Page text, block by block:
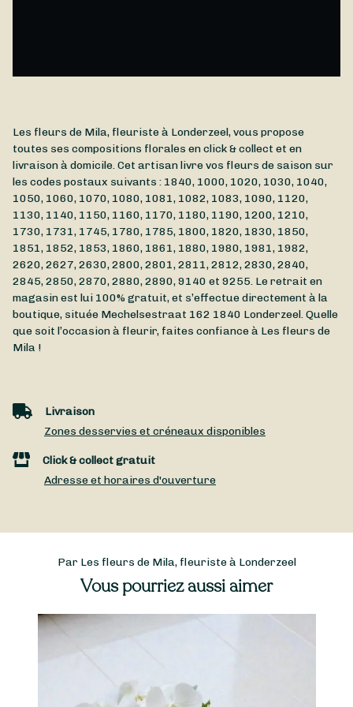
Les fleurs de Mila, fleuriste à Londerzeel, vous propose
toutes ses compositions florales en click & collect et en
livraison à domicile. Cet artisan livre vos fleurs de saison sur
les codes postaux suivants : 1840, 1000, 1020, 1030, 1040,
1050, 1060, 1070, 1080, 1081, 1082, 1083, 1090, 1120,
1130, 1140, 1150, 1160, 1170, 1180, 1190, 1200, 1210,
1730, 1731, 1745, 1780, 1785, 1800, 1820, 1830, 1850,
1851, 1852, 1853, 1860, 1861, 1880, 1980, 1981, 1982,
2620, 2627, 2630, 2800, 2801, 2811, 2812, 2830, 2840,
2845, 2850, 2870, 2880, 2890, 9140 et 9255. Le retrait en
magasin est lui 100% gratuit, et s’effectue directement à la
boutique, située Mechelsestraat 162 1840 Londerzeel. Quelle
que soit l’occasion à fleurir, faites confiance à Les fleurs de
Mila !
Livraison
Zones desservies et créneaux disponibles
Click & collect gratuit
Adresse et horaires d'ouverture
Par Les fleurs de Mila, fleuriste à Londerzeel
Vous pourriez aussi aimer